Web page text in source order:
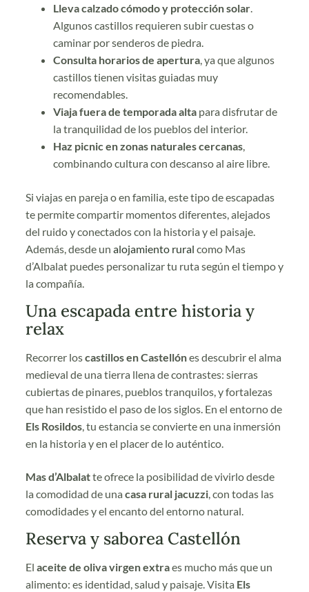
Lleva calzado cómodo y protección solar.
Algunos castillos requieren subir cuestas o
caminar por senderos de piedra.
Consulta horarios de apertura, ya que algunos
castillos tienen visitas guiadas muy
recomendables.
Viaja fuera de temporada altapara disfrutar de
la tranquilidad de los pueblos del interior.
Haz picnic en zonas naturales cercanas,
combinando cultura con descanso al aire libre.
Si viajas en pareja o en familia, este tipo de escapadas
te permite compartir momentos diferentes, alejados
del ruido y conectados con la historia y el paisaje.
Además, desde un alojamiento rural como Mas
d’Albalat puedes personalizar tu ruta según el tiempo y
la compañía.
Una escapada entre historia y
relax
Recorrer loscastillos en Castellónes descubrir el alma
medieval de una tierra llena de contrastes: sierras
cubiertas de pinares, pueblos tranquilos, y fortalezas
que han resistido el paso de los siglos. En el entorno de
Els Rosildos, tu estancia se convierte en una inmersión
en la historia y en el placer de lo auténtico.
Mas d’Albalatte ofrece la posibilidad de vivirlo desde
la comodidad de una casa rural jacuzzi, con todas las
comodidades y el encanto del entorno natural.
Reserva y saborea Castellón
El aceite de oliva virgen extraes mucho más que un
alimento: es identidad, salud y paisaje. Visita Els